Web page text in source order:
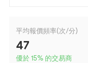
平均報價頻率(次/分)
47
優於 15% 的交易商